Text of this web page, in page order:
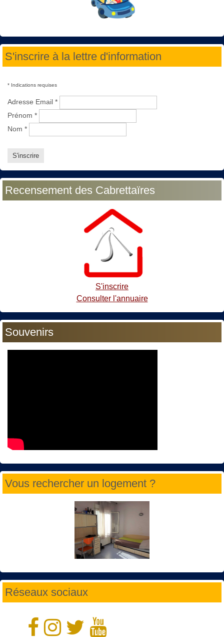
S'inscrire à la lettre d'information
* Indications requises
Adresse Email *
Prénom *
Nom *
Recensement des Cabrettaïres
S'inscrire
Consulter l'annuaire
Souvenirs
Vous rechercher un logement ?
Réseaux sociaux